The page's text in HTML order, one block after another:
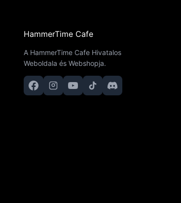
HammerTime Cafe
A HammerTime Cafe Hivatalos
Weboldala és Webshopja.